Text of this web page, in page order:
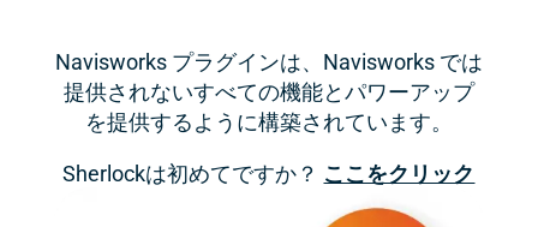
Navisworks プラグインは、Navisworks では
提供されないすべての機能とパワーアップ
を提供するように構築されています。
Sherlockは初めてですか？ ここをクリック